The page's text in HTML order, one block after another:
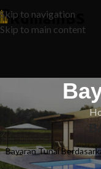
Skip to navigation
Skip to main content
Bayaran Tunai